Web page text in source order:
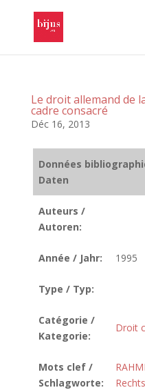
Le droit allemand de
cadre consacré
Déc 16, 2013
Données
Daten
Auteurs /
Autoren:
Année / Jahr: 1995
Type / Typ:
Catégorie /
Kategorie:
Droit
Mots clef /
Schlagworte: